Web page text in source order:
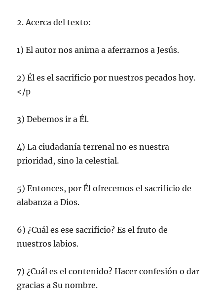
2. Acerca del texto:
1) El autor nos anima a aferrarnos a Jesús.
2) Él es el sacrificio por nuestros pecados hoy.
</p
3) Debemos ir a Él.
4) La ciudadanía terrenal no es nuestra
prioridad, sino la celestial.
5) Entonces, por Él ofrecemos el sacrificio de
alabanza a Dios.
6) ¿Cuál es ese sacrificio? Es el fruto de
nuestros labios.
7) ¿Cuál es el contenido? Hacer confesión o dar
gracias a Su nombre.